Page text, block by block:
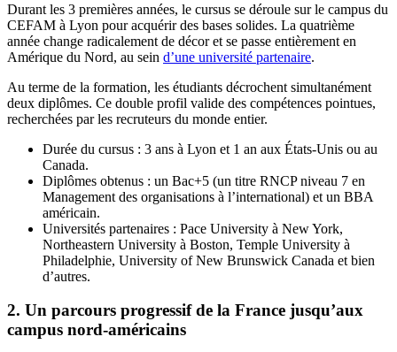
Durant les 3 premières années, le cursus se déroule sur le campus du
CEFAM à Lyon pour acquérir des bases solides. La quatrième
année change radicalement de décor et se passe entièrement en
Amérique du Nord, au sein d’une université partenaire.
Au terme de la formation, les étudiants décrochent simultanément
deux diplômes. Ce double profil valide des compétences pointues,
recherchées par les recruteurs du monde entier.
Durée du cursus : 3 ans à Lyon et 1 an aux États-Unis ou au
Canada.
Diplômes obtenus : un Bac+5 (un titre RNCP niveau 7 en
Management des organisations à l’international) et un BBA
américain.
Universités partenaires : Pace University à New York,
Northeastern University à Boston, Temple University à
Philadelphie, University of New Brunswick Canada et bien
d’autres.
2. Un parcours progressif de la France jusqu’aux
campus nord-américains